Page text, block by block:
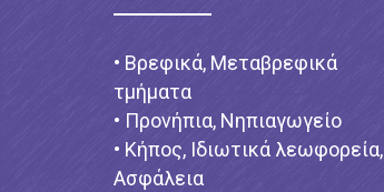
• Βρεφικά, Μεταβρεφικά
τμήματα
• Προνήπια, Νηπιαγωγείο
• Κήπος, Ιδιωτικά λεωφορεία,
Ασφάλεια